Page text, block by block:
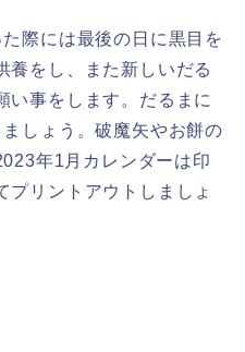
際には最後の日に黒目を
養をし、また新しいだる
い事をします。だるまに
しょう。破魔矢やお餅の
年1月カレンダーは印
プリントアウトしましょ